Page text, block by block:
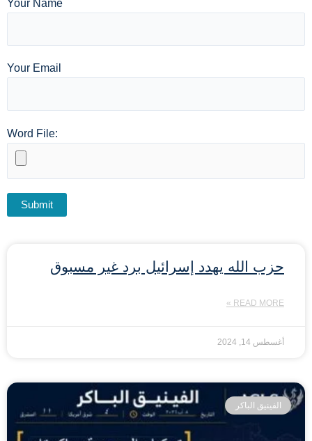
Your Name
Your Email
Word File:
حزب الله يهدد إسرائيل برد غير مسبوق
READ MORE »
أغسطس 14, 2024
الفينيق الباكر